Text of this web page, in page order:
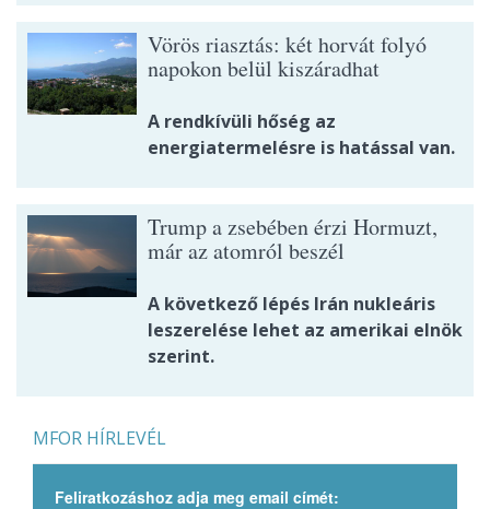
Vörös riasztás: két horvát folyó
napokon belül kiszáradhat
A rendkívüli hőség az
energiatermelésre is hatással van.
Trump a zsebében érzi Hormuzt,
már az atomról beszél
A következő lépés Irán nukleáris
leszerelése lehet az amerikai elnök
szerint.
MFOR HÍRLEVÉL
Feliratkozáshoz adja meg email címét: